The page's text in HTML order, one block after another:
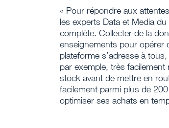
« Pour répondre aux
les experts Data et Media
complète. Collecter de la
enseignements pour opérer
plateforme s’adresse à
par exemple, très
stock avant de mettre en
facilement parmi plus de
optimiser ses achats en